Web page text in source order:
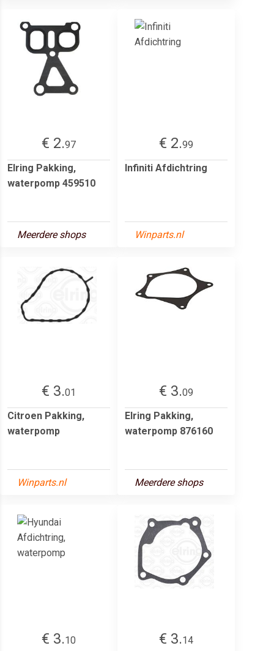
€ 2.97
Elring Pakking,
waterpomp 459510
Meerdere shops
€ 2.99
Infiniti Afdichtring
Winparts.nl
€ 3.01
Citroen Pakking,
waterpomp
Winparts.nl
€ 3.09
Elring Pakking,
waterpomp 876160
Meerdere shops
€ 3.10
€ 3.14